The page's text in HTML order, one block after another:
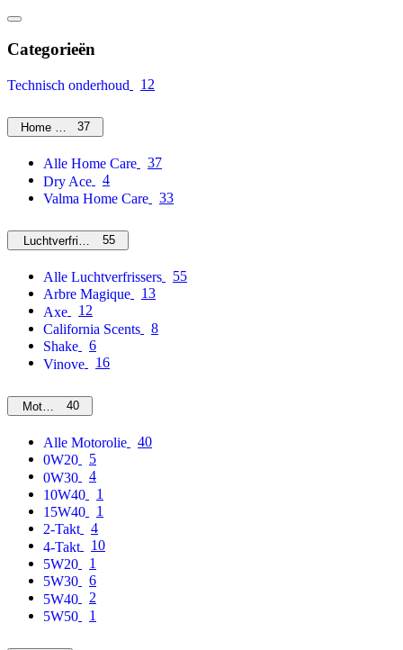
Categorieën
Technisch onderhoud 12
Home Care37
Alle Home Care
37
Dry Ace
4
Valma Home Care
33
Luchtverfrissers55
Alle Luchtverfrissers
55
Arbre Magique
13
Axe
12
California Scents
8
Shake
6
Vinove
16
Motorolie40
Alle Motorolie
40
0W20
5
0W30
4
10W40
1
15W40
1
2-Takt
4
4-Takt
10
5W20
1
5W30
6
5W40
2
5W50
1